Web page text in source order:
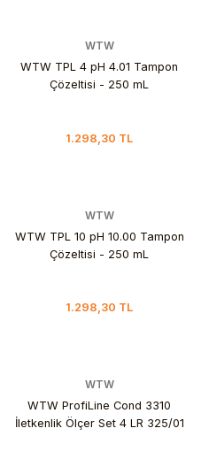
WTW
WTW TPL 4 pH 4.01 Tampon
Çözeltisi - 250 mL
1.298,30 TL
WTW
WTW TPL 10 pH 10.00 Tampon
Çözeltisi - 250 mL
1.298,30 TL
WTW
WTW ProfiLine Cond 3310
İletkenlik Ölçer Set 4 LR 325/01